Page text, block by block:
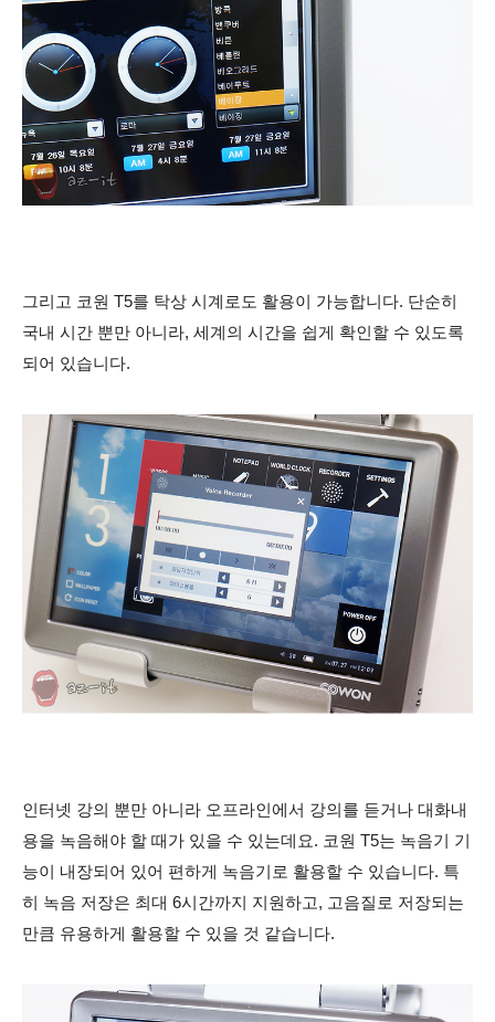
그리고 코원 T5를 탁상 시계로도 활용이 가능합니다. 단순히
국내 시간 뿐만 아니라, 세계의 시간을 쉽게 확인할 수 있도록
되어 있습니다.
인터넷 강의 뿐만 아니라 오프라인에서 강의를 듣거나 대화내
용을 녹음해야 할 때가 있을 수 있는데요. 코원 T5는 녹음기 기
능이 내장되어 있어 편하게 녹음기로 활용할 수 있습니다. 특
히 녹음 저장은 최대 6시간까지 지원하고, 고음질로 저장되는
만큼 유용하게 활용할 수 있을 것 같습니다.